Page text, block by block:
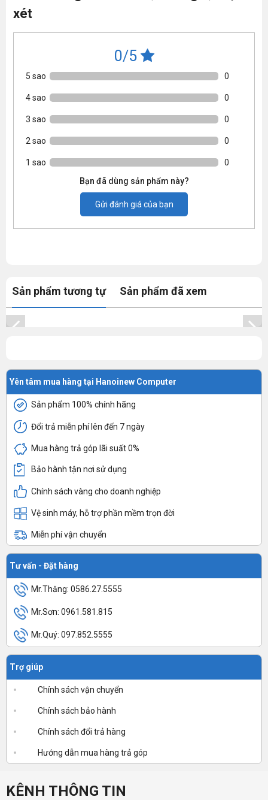
xét
0/5
5 sao 0
4 sao 0
3 sao 0
2 sao 0
1 sao
0
Bạn đã dùng sản phẩm này?
Gửi đánh giá của bạn
Sản phẩm tương tự Sản phẩm đã xem
Yên tâm mua hàng tại Hanoinew Computer
Sản phẩm 100% chính hãng
Đổi trả miễn phí lên đến 7 ngày
Mua hàng trả góp lãi suất 0%
Bảo hành tận nơi sử dụng
Chính sách vàng cho doanh nghiệp
Vệ sinh máy, hỗ trợ phần mềm trọn đời
Miễn phí vận chuyển
Tư vấn - Đặt hàng
Mr.Thăng: 0586.27.5555
Mr.Sơn: 0961.581.815
Mr.Quý: 097.852.5555
Trợ giúp
Chính sách vận chuyển
Chính sách bảo hành
Chính sách đổi trả hàng
Hướng dẫn mua hàng trả góp
KÊNH THÔNG TIN